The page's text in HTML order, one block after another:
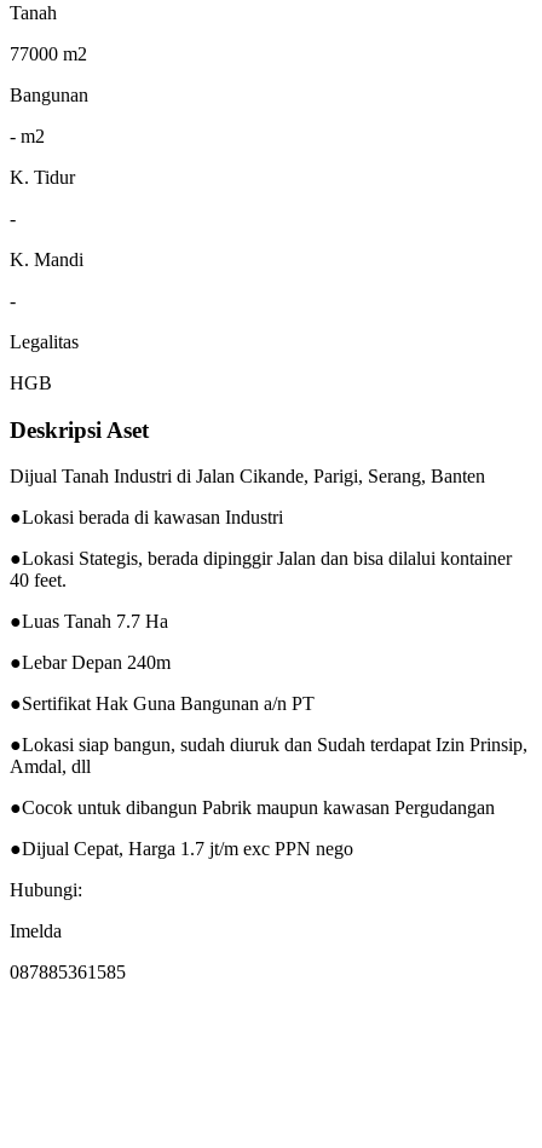
Tanah
77000 m2
Bangunan
- m2
K. Tidur
-
K. Mandi
-
Legalitas
HGB
Deskripsi Aset
Dijual Tanah Industri di Jalan Cikande, Parigi, Serang, Banten
●Lokasi berada di kawasan Industri
●Lokasi Stategis, berada dipinggir Jalan dan bisa dilalui kontainer
40 feet.
●Luas Tanah 7.7 Ha
●Lebar Depan 240m
●Sertifikat Hak Guna Bangunan a/n PT
●Lokasi siap bangun, sudah diuruk dan Sudah terdapat Izin Prinsip,
Amdal, dll
●Cocok untuk dibangun Pabrik maupun kawasan Pergudangan
●Dijual Cepat, Harga 1.7 jt/m exc PPN nego
Hubungi:
Imelda
087885361585